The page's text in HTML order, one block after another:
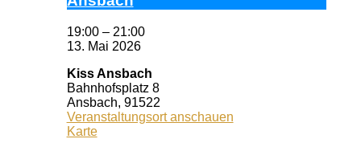
19:00 – 21:00
13. Mai 2026
Kiss Ansbach
Bahnhofsplatz 8
Ansbach, 91522
Veranstaltungsort anschauen
KarteKiss